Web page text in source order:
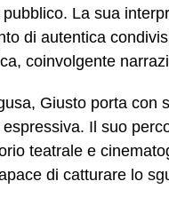
La sua
di autentica
coinvolgente
Giusto porta con
Il suo
teatrale e
di catturare lo